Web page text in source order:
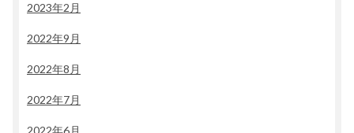
2023年2月
2022年9月
2022年8月
2022年7月